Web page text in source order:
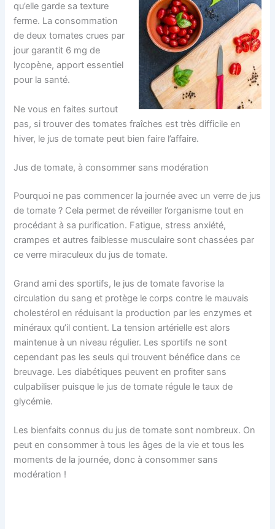
qu’elle garde sa texture
ferme. La consommation
de deux tomates crues par
jour garantit 6 mg de
lycopène, apport essentiel
pour la santé.
Ne vous en faites surtout
pas, si trouver des tomates fraîches est très difficile en
hiver, le jus de tomate peut bien faire l’affaire.
Jus de tomate, à consommer sans modération
Pourquoi ne pas commencer la journée avec un verre de jus
de tomate ? Cela permet de réveiller l’organisme tout en
procédant à sa purification. Fatigue, stress anxiété,
crampes et autres faiblesse musculaire sont chassées par
ce verre miraculeux du jus de tomate.
Grand ami des sportifs, le jus de tomate favorise la
circulation du sang et protège le corps contre le mauvais
cholestérol en réduisant la production par les enzymes et
minéraux qu’il contient. La tension artérielle est alors
maintenue à un niveau régulier. Les sportifs ne sont
cependant pas les seuls qui trouvent bénéfice dans ce
breuvage. Les diabétiques peuvent en profiter sans
culpabiliser puisque le jus de tomate régule le taux de
glycémie.
Les bienfaits connus du jus de tomate sont nombreux. On
peut en consommer à tous les âges de la vie et tous les
moments de la journée, donc à consommer sans
modération !